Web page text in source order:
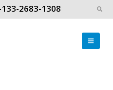
2683-1308